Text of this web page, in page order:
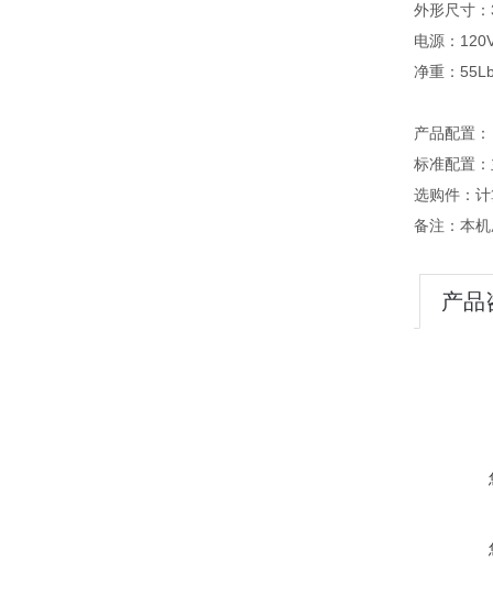
外形尺寸
电源：
净重：
产品配置：
标准配置
选购件：
备注：本
产品